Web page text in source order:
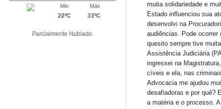
Máx
33ºC
Min
22ºC
Parcialmente Nublado
Máx
33ºC
Min
20ºC
Parcialmente Nublado